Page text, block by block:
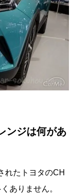
ンジは何があ
れたトヨタのCH
ありません。